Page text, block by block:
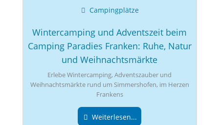
Wintercamping und Adventszeit beim
Camping Paradies Franken: Ruhe, Natur
und Weihnachtsmärkte
Campingplätze
Erlebe Wintercamping, Adventszauber und
Weihnachtsmärkte rund um Simmershofen, im Herzen
Frankens
Weiterlesen...